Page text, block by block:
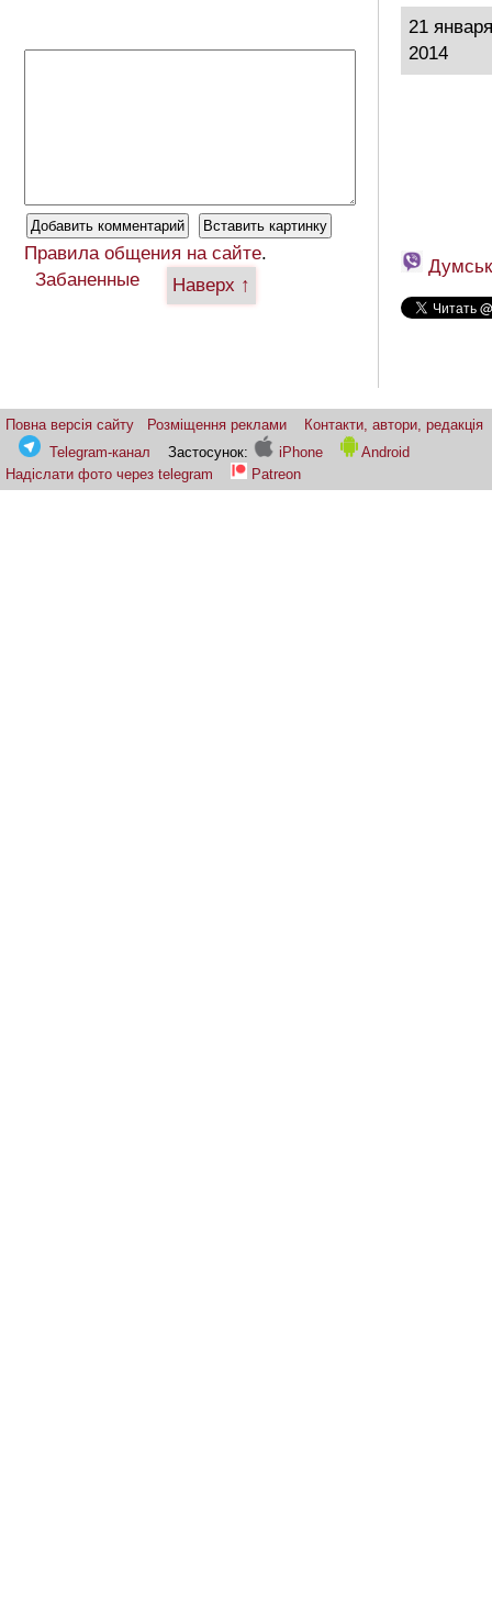
Правила общения на сайте.
Забаненные
Наверх ↑
21 января
2014
Повна версія сайту Розміщення реклами
Контакти, автори, редакція
Telegram-канал
Застосунок: iPhone
Android
Надіслати фото через telegram
Patreon